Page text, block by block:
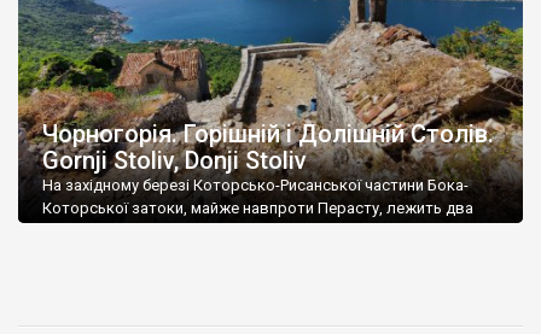
Чорногорія. Горішній і Долішній Столів.
Gornji Stoliv, Donji Stoliv
На західному березі Которсько-Рисанської частини Бока-
Которської затоки, майже навпроти Перасту, лежить два
венеціанців, узбережжя стало значно […]